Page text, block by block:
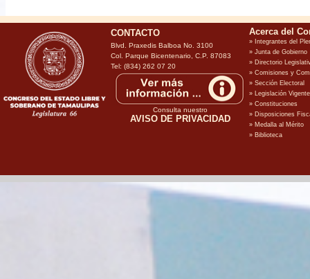
CONTACTO
Blvd. Praxedis Balboa No. 3100
Col. Parque Bicentenario, C.P. 87083
Tel: (834) 262 07 20
Consulta nuestro
AVISO DE PRIVACIDAD